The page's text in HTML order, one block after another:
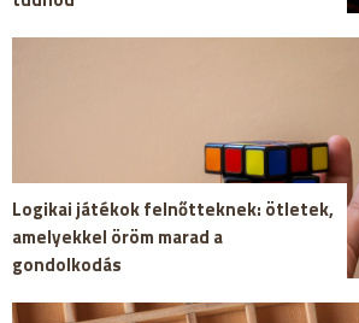
Logikai játékok felnőtteknek: ötletek,
amelyekkel öröm marad a
gondolkodás